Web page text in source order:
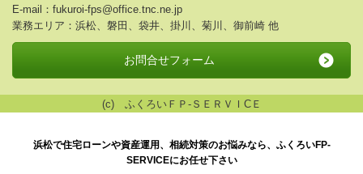
E-mail： fukuroi-fps@office.tnc.ne.jp
業務エリア：浜松、磐田、袋井、掛川、菊川、御前崎 他
お問合せフォーム
(c) ふくろいＦＰ-ＳＥＲＶＩCＥ
浜松で住宅ローンや資産運用、相続対策のお悩みなら、ふくろいFP-
SERVICEにお任せ下さい